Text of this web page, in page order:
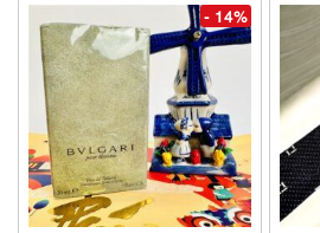
- 14%